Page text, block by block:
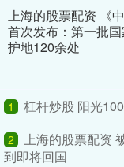
上海的股票配资 《
首次发布：第一批
护地120余处
1 杠杆炒股 阳光
2
上海的股票配资
到即将回国